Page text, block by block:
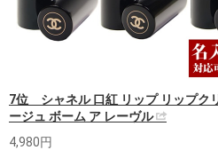
7位 シャネル 口紅 リップ リップク
ージュ ボーム ア レーヴル
4,980円